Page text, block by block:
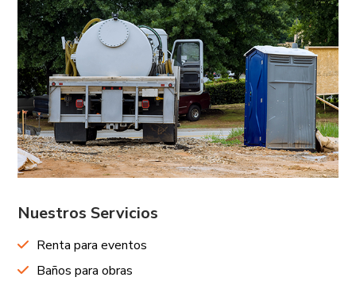
Nuestros Servicios
Renta para eventos
Baños para obras